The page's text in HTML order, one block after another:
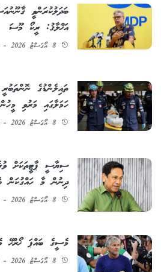
ބަދަލުކުރަންވީ
އަޚްލާޤު: ރީކޯ މޫސަ
8 އޯގަސްޓު 2026 - 23:39
ތައިލެންޑުގެ
ހަމަލާގައި މަރުވި
8 އޯގަސްޓު 2026 - 21:56
ސިޔާސީ ޕާޓީތަކަށް
ދިނުން މާ ހައްގުކަން
8 އޯގަސްޓު 2026 - 21:5
މެސީގެ ބައްޕަ ޚޯރްޚޭ
8 އޯގަސްޓު 2026 - 18:31